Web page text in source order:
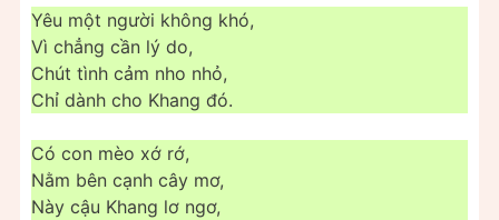
Yêu một người không khó,
Vì chẳng cần lý do,
Chút tình cảm nho nhỏ,
Chỉ dành cho Khang đó.
Có con mèo xớ rớ,
Nằm bên cạnh cây mơ,
Này cậu Khang lơ ngơ,